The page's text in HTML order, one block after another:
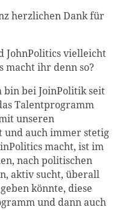
herzlichen Dank für
JohnPolitics vielleicht
macht ihr denn so?
bin bei JoinPolitik seit
Talentprogramm
unseren
und auch immer stetig
macht, ist im
nach politischen
aktiv sucht, überall
könnte, diese
und dann auch